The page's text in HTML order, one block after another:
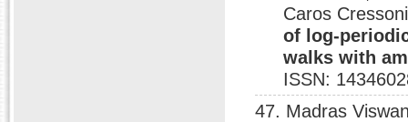
Caros
of log-
walks with
ISSN:
47. Madras